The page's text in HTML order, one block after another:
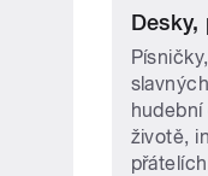
životě,